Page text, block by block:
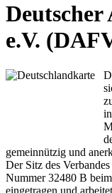
Deutscher
e.V.
gemeinnützig und
Der Sitz des
Nummer 32480 B
eingetragen und